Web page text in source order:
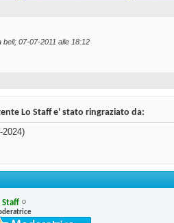
bell; 07-07-2011 alle 18:12
Lo Staff e' stato ringraziato da:
2024)
Staff